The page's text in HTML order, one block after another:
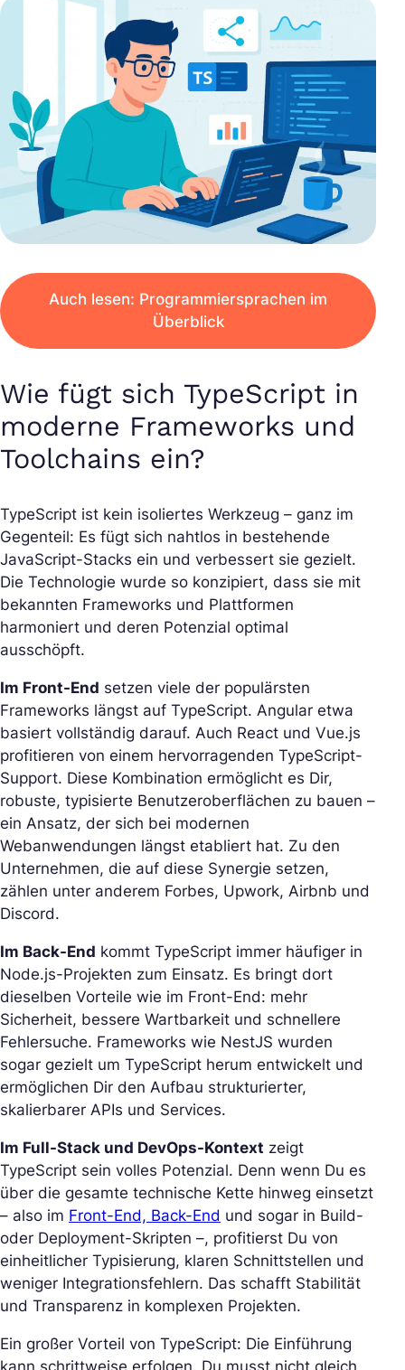
Auch lesen: Programmiersprachen im
Überblick
Wie fügt sich TypeScript in
moderne Frameworks und
Toolchains ein?
TypeScript ist kein isoliertes Werkzeug – ganz im
Gegenteil: Es fügt sich nahtlos in bestehende
JavaScript-Stacks ein und verbessert sie gezielt.
Die Technologie wurde so konzipiert, dass sie mit
bekannten Frameworks und Plattformen
harmoniert und deren Potenzial optimal
ausschöpft.
Im Front-End setzen viele der populärsten
Frameworks längst auf TypeScript. Angular etwa
basiert vollständig darauf. Auch React und Vue.js
profitieren von einem hervorragenden TypeScript-
Support. Diese Kombination ermöglicht es Dir,
robuste, typisierte Benutzeroberflächen zu bauen –
ein Ansatz, der sich bei modernen
Webanwendungen längst etabliert hat. Zu den
Unternehmen, die auf diese Synergie setzen,
zählen unter anderem Forbes, Upwork, Airbnb und
Discord.
Im Back-End kommt TypeScript immer häufiger in
Node.js-Projekten zum Einsatz. Es bringt dort
dieselben Vorteile wie im Front-End: mehr
Sicherheit, bessere Wartbarkeit und schnellere
Fehlersuche. Frameworks wie NestJS wurden
sogar gezielt um TypeScript herum entwickelt und
ermöglichen Dir den Aufbau strukturierter,
skalierbarer APIs und Services.
Im Full-Stack und DevOps-Kontext zeigt
TypeScript sein volles Potenzial. Denn wenn Du es
über die gesamte technische Kette hinweg einsetzt
– also im Front-End, Back-End und sogar in Build-
oder Deployment-Skripten –, profitierst Du von
einheitlicher Typisierung, klaren Schnittstellen und
weniger Integrationsfehlern. Das schafft Stabilität
und Transparenz in komplexen Projekten.
Ein großer Vorteil von TypeScript: Die Einführung
kann schrittweise erfolgen. Du musst nicht gleich